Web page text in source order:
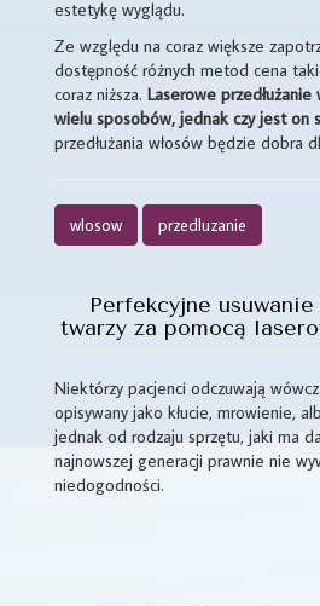
estetykę wyglądu.
Ze względu na coraz większe
dostępność różnych metod cena
coraz niższa. Laserowe
wielu sposobów, jednak czy jest on
przedłużania włosów będzie dobra
wlosow przedluzanie
Perfekcyjne
twarzy za pomocą
Niektórzy pacjenci odczuwają
opisywany jako kłucie, mrowienie,
jednak od rodzaju sprzętu, jaki ma
najnowszej generacji prawnie nie
niedogodności.